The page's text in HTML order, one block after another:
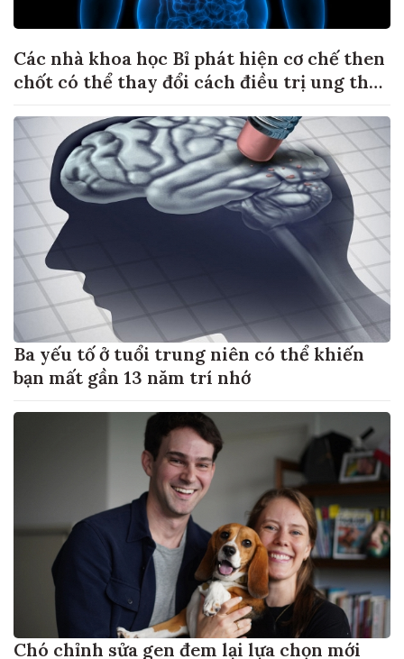
Các nhà khoa học Bỉ phát hiện cơ chế then
chốt có thể thay đổi cách điều trị ung thư
Ba yếu tố ở tuổi trung niên có thể khiến
bạn mất gần 13 năm trí nhớ
Chó chỉnh sửa gen đem lại lựa chọn mới